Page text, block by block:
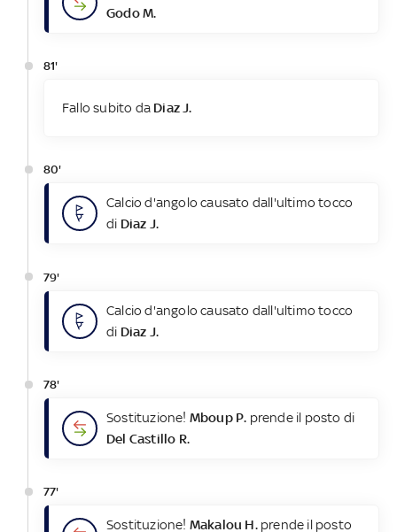
Godo M.
81'
Fallo subito da Diaz J.
80'
Calcio d'angolo causato dall'ultimo tocco
di Diaz J.
79'
Calcio d'angolo causato dall'ultimo tocco
di Diaz J.
78'
Sostituzione! Mboup P. prende il posto di
Del Castillo R.
77'
Sostituzione! Makalou H.prende il posto